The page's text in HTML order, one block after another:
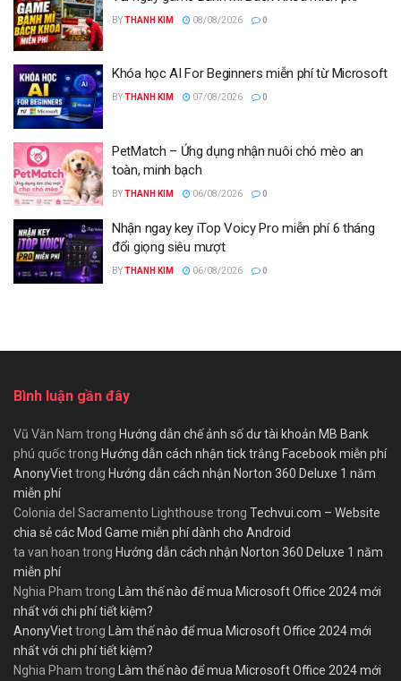
BYTHANH KIM 08/08/2026 0
Khóa học AI For Beginners miễn phí từ Microsoft
BYTHANH KIM 07/08/2026 0
PetMatch – Ứng dụng nhận nuôi chó mèo an
toàn, minh bạch
BYTHANH KIM 06/08/2026 0
Nhận ngay key iTop Voicy Pro miễn phí 6 tháng
đổi giọng siêu mượt
BYTHANH KIM 06/08/2026 0
Bình luận gần đây
Vũ Văn Nam trong Hướng dẫn chế ảnh số dư tài khoản MB Bank
phú quốctrong Hướng dẫn cách nhận tick trắng Facebook miễn phí
AnonyViettrong Hướng dẫn cách nhận Norton 360 Deluxe 1 năm
miễn phí
Colonia del Sacramento Lighthouse trong Techvui.com – Website
chia sẻ các Mod Game miễn phí dành cho Android
ta van hoan trong Hướng dẫn cách nhận Norton 360 Deluxe 1 năm
miễn phí
Nghia Pham trong Làm thế nào để mua Microsoft Office 2024 mới
nhất với chi phí tiết kiệm?
AnonyViettrong Làm thế nào để mua Microsoft Office 2024 mới
nhất với chi phí tiết kiệm?
Nghia Pham trong Làm thế nào để mua Microsoft Office 2024 mới